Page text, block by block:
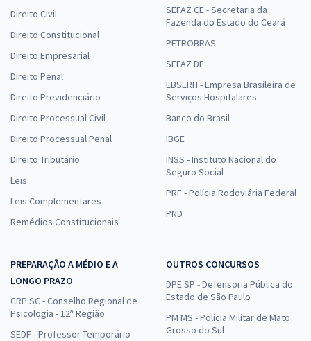
Direito Civil
Direito Constitucional
Direito Empresarial
Direito Penal
Direito Previdenciário
Direito Processual Civil
Direito Processual Penal
Direito Tributário
Leis
Leis Complementares
Remédios Constitucionais
SEFAZ CE - Secretaria da
Fazenda do Estado do Ceará
PETROBRAS
SEFAZ DF
EBSERH - Empresa Brasileira de
Serviços Hospitalares
Banco do Brasil
IBGE
INSS - Instituto Nacional do
Seguro Social
PRF - Polícia Rodoviária Federal
PND
PREPARAÇÃO A MÉDIO E A
LONGO PRAZO
CRP SC - Conselho Regional de
Psicologia - 12ª Região
SEDF - Professor Temporário
OUTROS CONCURSOS
DPE SP - Defensoria Pública do
Estado de São Paulo
PM MS - Polícia Militar de Mato
Grosso do Sul